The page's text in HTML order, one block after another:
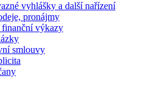
vyhlášky a další nařízení
pronájmy
finanční výkazy
smlouvy